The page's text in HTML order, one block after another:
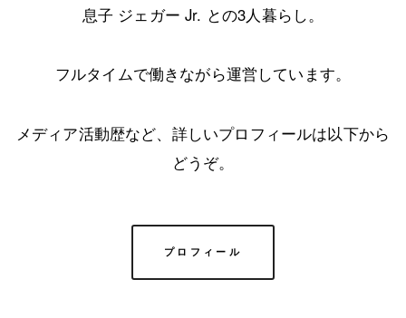
息子 ジェガー Jr. との3人暮らし。
フルタイムで働きながら運営しています。
メディア活動歴など、詳しいプロフィールは以下から
どうぞ。
プロフィール